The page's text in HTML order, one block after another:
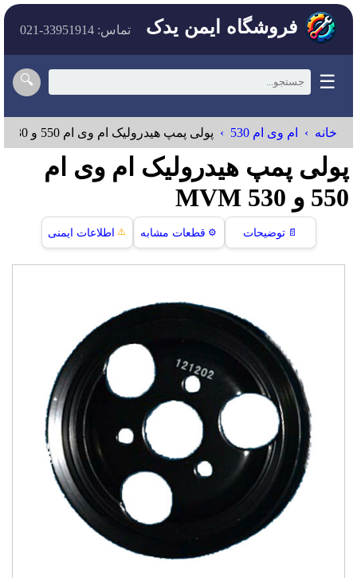
فروشگاه ایمن یدک تماس: 33951914-021
☰
🔍
خانه ام وی ام 530 پولی پمپ هیدرولیک ام وی ام 550 و 530
پولی پمپ هیدرولیک ام وی ام
550 و 530 MVM
📄 توضیحات ⚙️ قطعات مشابه ⚠️ اطلاعات ایمنی